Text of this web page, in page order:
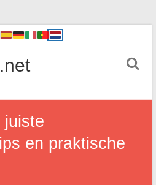
juiste
en praktische